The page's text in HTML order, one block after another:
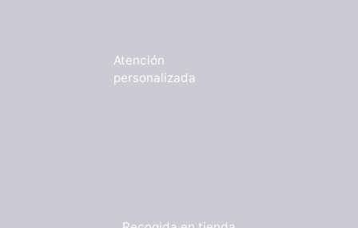
Atención
personalizada